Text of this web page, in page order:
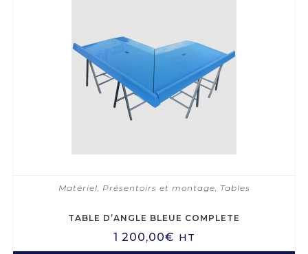
Matériel Présentoirs et montage Tables
TABLE D’ANGLE BLEUE COMPLETE
1 200,00€ HT